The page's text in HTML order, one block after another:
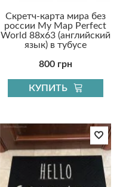
Скретч-карта мира без
россии My Map Perfect
World 88х63 (английский
язык) в тубусе
800 грн
КУПИТЬ